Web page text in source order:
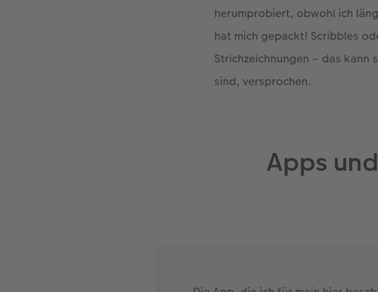
herumprobiert, obwohl ich
hat mich gepackt! Scribbles
Strichzeichnungen – das kann
sind, versprochen.
Apps